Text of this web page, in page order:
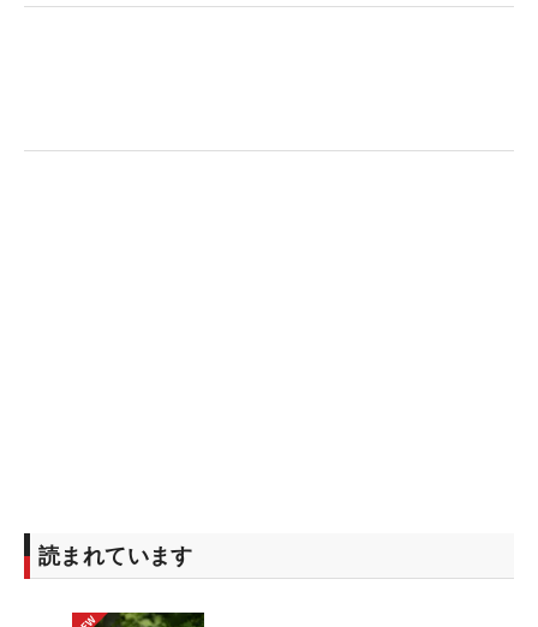
か（またはその両者）によってホールのスコアが証
読まれています